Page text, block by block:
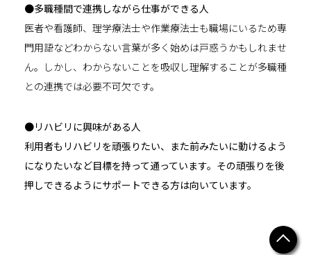
●多職種間で連携しながら仕事ができる人
医者や看護師、理学療法士や作業療法士も職場にいるため専
門用語などわからない言葉が多く始めは戸惑うかもしれませ
ん。しかし、わからないことを吸収し理解することが多職種
との連携では必要不可欠です。
●リハビリに興味がある人
利用者もリハビリを頑張りたい、また前みたいに動けるよう
になりたいなど目標を持って通っています。その頑張りを後
押しできるようにサポートできる方は向いています。